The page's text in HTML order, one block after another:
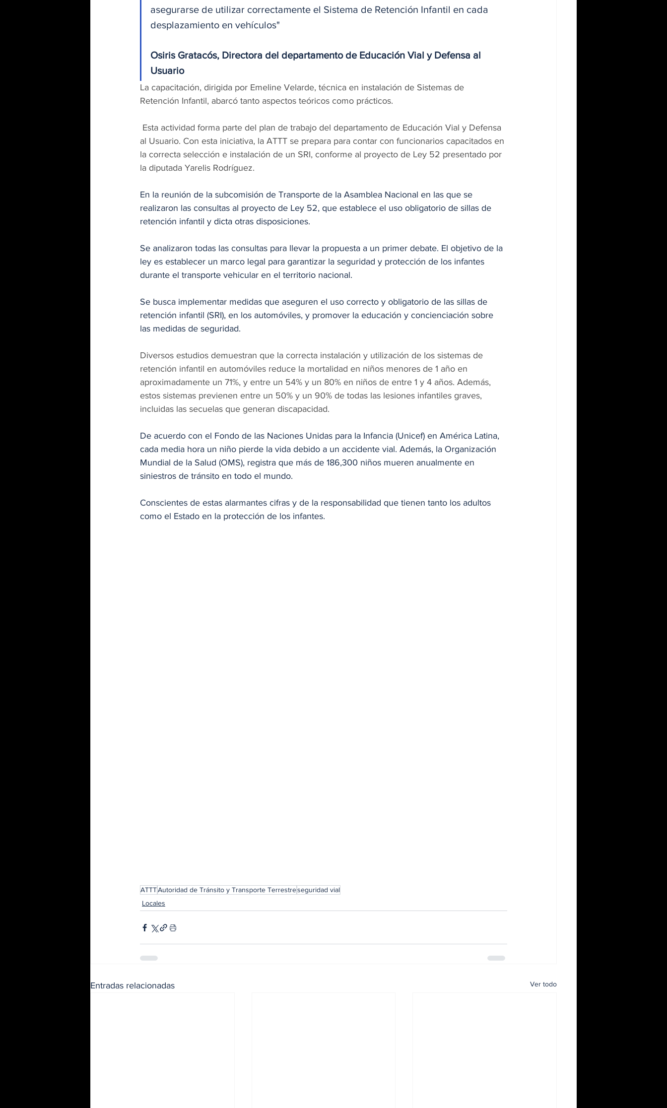
asegurarse de utilizar correctamente el Sistema de Retención Infantil en cada
desplazamiento en vehículos"
Osiris Gratacós, Directora del departamento de Educación Vial y Defensa al
Usuario
La capacitación, dirigida por Emeline Velarde, técnica en instalación de Sistemas de
Retención Infantil, abarcó tanto aspectos teóricos como prácticos.
al Usuario. Con esta iniciativa, la ATTT se prepara para contar con funcionarios capacitados en
la correcta selección e instalación de un SRI, conforme al proyecto de Ley 52 presentado por
la diputada Yarelis Rodríguez.
En la reunión de la subcomisión de Transporte de la Asamblea Nacional en las que se
realizaron las consultas al proyecto de Ley 52, que establece el uso obligatorio de sillas de
retención infantil y dicta otras disposiciones.
Se analizaron todas las consultas para llevar la propuesta a un primer debate. El objetivo de la
ley es establecer un marco legal para garantizar la seguridad y protección de los infantes
durante el transporte vehicular en el territorio nacional.
Se busca implementar medidas que aseguren el uso correcto y obligatorio de las sillas de
retención infantil (SRI), en los automóviles, y promover la educación y concienciación sobre
las medidas de seguridad.
Diversos estudios demuestran que la correcta instalación y utilización de los sistemas de
retención infantil en automóviles reduce la mortalidad en niños menores de 1 año en
aproximadamente un 71%, y entre un 54% y un 80% en niños de entre 1 y 4 años. Además,
estos sistemas previenen entre un 50% y un 90% de todas las lesiones infantiles graves,
incluidas las secuelas que generan discapacidad.
De acuerdo con el Fondo de las Naciones Unidas para la Infancia (Unicef) en América Latina,
cada media hora un niño pierde la vida debido a un accidente vial. Además, la Organización
Mundial de la Salud (OMS), registra que más de 186,300 niños mueren anualmente en
siniestros de tránsito en todo el mundo.
Conscientes de estas alarmantes cifras y de la responsabilidad que tienen tanto los adultos
como el Estado en la protección de los infantes.
ATTTAutoridad de Tránsito y Transporte Terrestreseguridad vial
Locales
Entradas relacionadas Ver todo